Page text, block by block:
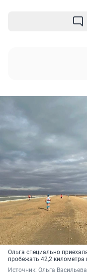
Ольга специально
пробежать 42,2
Источник: Ольга